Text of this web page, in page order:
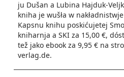
ju Dušan a Lubina Hajduk-
kniha je wušła w
Kapsnu knihu poskićujetej
kniharnja a SKI za 15,00 €,
tež jako ebook za 9,95 € na
verlag.de.